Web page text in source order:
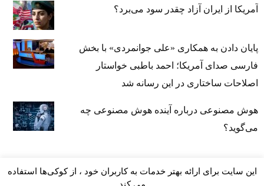
آمریکا از ایران آزاد چقدر سود می‌برد؟
پایان دادن به همکاری «علی جوانمردی» با بخش
فارسی صدای آمریکا؛ احمد باطبی خواستار
اصلاحات ساختاری در این رسانه شد
هوش مصنوعی درباره آینده هوش مصنوعی چه
می‌گوید؟
این سایت برای ارائه بهتر خدمات به کاربران خود ، از کوکی‌ها استفاده